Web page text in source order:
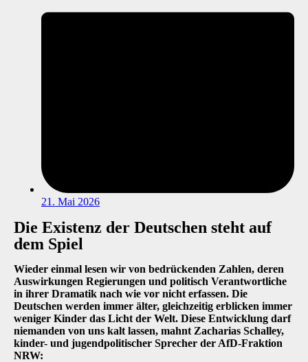
21. Mai 2026
Die Existenz der Deutschen steht auf
dem Spiel
Wieder einmal lesen wir von bedrückenden Zahlen, deren
Auswirkungen Regierungen und politisch Verantwortliche
in ihrer Dramatik nach wie vor nicht erfassen. Die
Deutschen werden immer älter, gleichzeitig erblicken immer
weniger Kinder das Licht der Welt. Diese Entwicklung darf
niemanden von uns kalt lassen, mahnt Zacharias Schalley,
kinder- und jugendpolitischer Sprecher der AfD-Fraktion
NRW: